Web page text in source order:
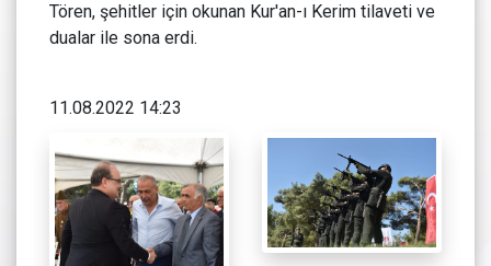
Tören, şehitler için okunan Kur'an-ı Kerim tilaveti ve
dualar ile sona erdi.
11.08.2022 14:23